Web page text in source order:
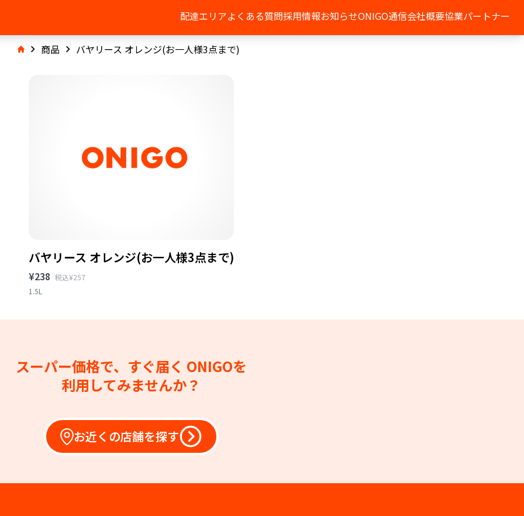
配達エリアよくある質問採用情報お知らせONIGO通信会社概要協業パートナー
商品 バヤリース オレンジ(お一人様3点まで)
バヤリース オレンジ(お一人様3点まで)
¥238 税込¥257
1.5L
スーパー価格で、すぐ届く ONIGOを
利用してみませんか？
お近くの店舗を探す